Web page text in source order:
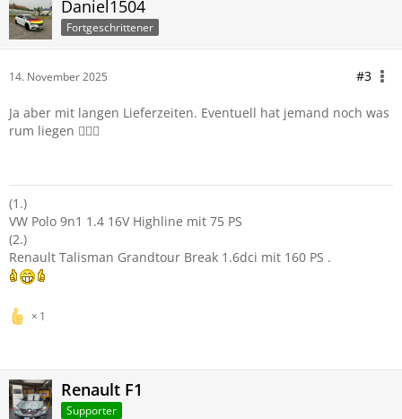
Daniel1504
Fortgeschrittener
14. November 2025 #3
Ja aber mit langen Lieferzeiten. Eventuell hat jemand noch was
rum liegen 🤷🏼‍♂️
(1.)
VW Polo 9n1 1.4 16V Highline mit 75 PS
(2.)
Renault Talisman Grandtour Break 1.6dci mit 160 PS .
1
Renault F1
Supporter